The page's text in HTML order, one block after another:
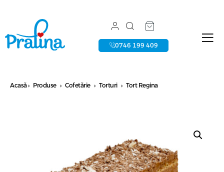
0746 199 409
Acasă› Produse › Cofetărie › Torturi › Tort Regina